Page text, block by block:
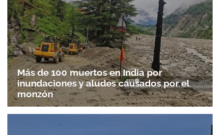
Más de 100 muertos en India por
inundaciones y aludes causados por el
monzón